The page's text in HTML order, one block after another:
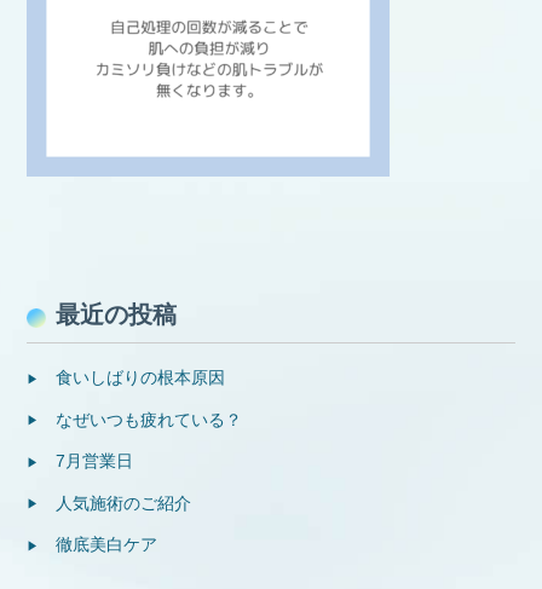
最近の投稿
食いしばりの根本原因
なぜいつも疲れている？
7月営業日
人気施術のご紹介
徹底美白ケア